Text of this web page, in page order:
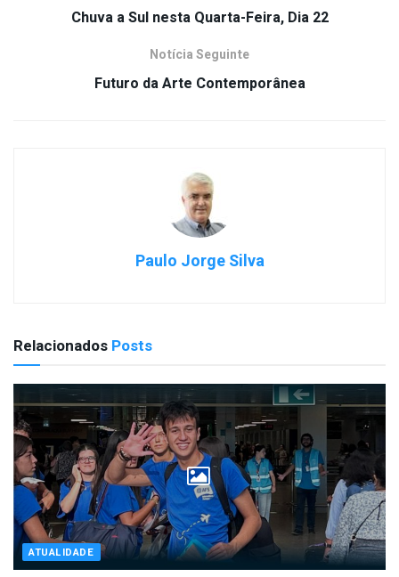
Chuva a Sul nesta Quarta-Feira, Dia 22
Notícia Seguinte
Futuro da Arte Contemporânea
Paulo Jorge Silva
Relacionados Posts
ATUALIDADE